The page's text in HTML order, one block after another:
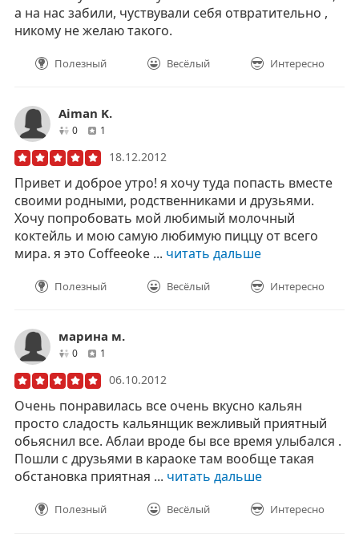
а на нас забили, чуствували себя отвратительно ,
никому не желаю такого.
Полезный Весёлый Интересно
Aiman K.
0друзей1
18.12.2012
Привет и доброе утро! я хочу туда попасть вместе
своими родными, родственниками и друзьями.
Хочу попробовать мой любимый молочный
коктейль и мою самую любимую пиццу от всего
мира. я это Coffeeoke ... читать дальше
Полезный Весёлый Интересно
марина м.
0друзей1
06.10.2012
Очень понравилась все очень вкусно кальян
просто сладость кальянщик вежливый приятный
обьяснил все. Аблаи вроде бы все время улыбался .
Пошли с друзьями в караоке там вообще такая
обстановка приятная ... читать дальше
Полезный Весёлый Интересно